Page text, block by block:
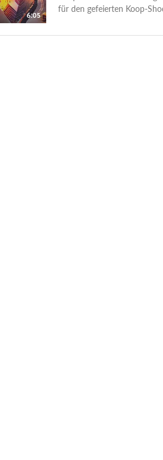
6:05
für den gefeierten Koop-
einen Battle Pass (hier